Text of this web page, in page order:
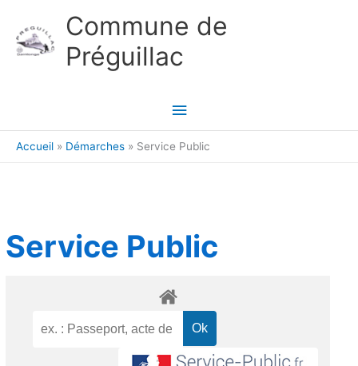
Commune de
Préguillac
Menu
principal
Accueil Démarches Service Public
Service Public